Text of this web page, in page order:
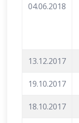
04.06.2018
13.12.2017
19.10.2017
18.10.2017